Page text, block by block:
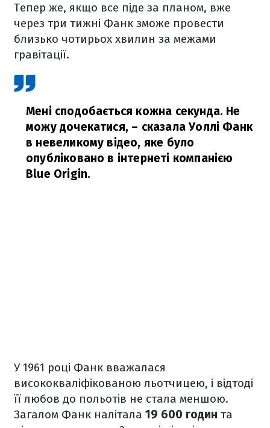
Тепер же, якщо все піде за планом, вже
через три тижні Фанк зможе провести
близько чотирьох хвилин за межами
гравітації.
Мені сподобається кожна секунда. Не
можу дочекатися, – сказала Уоллі Фанк
в невеликому відео, яке було
опубліковано в інтернеті компанією
Blue Origin.
У 1961 році Фанк вважалася
висококваліфікованою льотчицею, і відтоді
її любов до польотів не стала меншою.
Загалом Фанк налітала 19 600 годин та